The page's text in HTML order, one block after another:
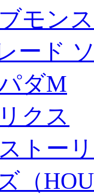
モン
ード
ダM
クス
トー
（